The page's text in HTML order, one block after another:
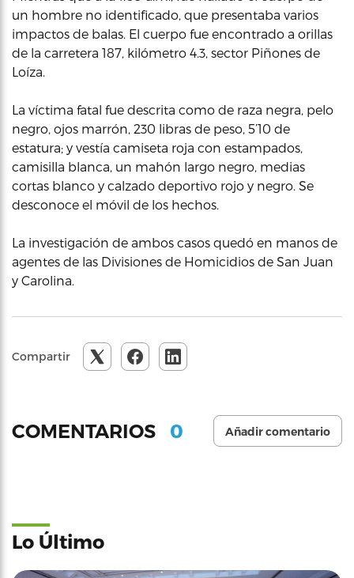
un hombre no identificado, que presentaba varios
impactos de balas. El cuerpo fue encontrado a orillas
de la carretera 187, kilómetro 4.3, sector Piñones de
Loíza.
La víctima fatal fue descrita como de raza negra, pelo
negro, ojos marrón, 230 libras de peso, 5’10 de
estatura; y vestía camiseta roja con estampados,
camisilla blanca, un mahón largo negro, medias
cortas blanco y calzado deportivo rojo y negro. Se
desconoce el móvil de los hechos.
La investigación de ambos casos quedó en manos de
agentes de las Divisiones de Homicidios de San Juan
y Carolina.
Compartir
COMENTARIOS 0 Añadir comentario
Lo Último